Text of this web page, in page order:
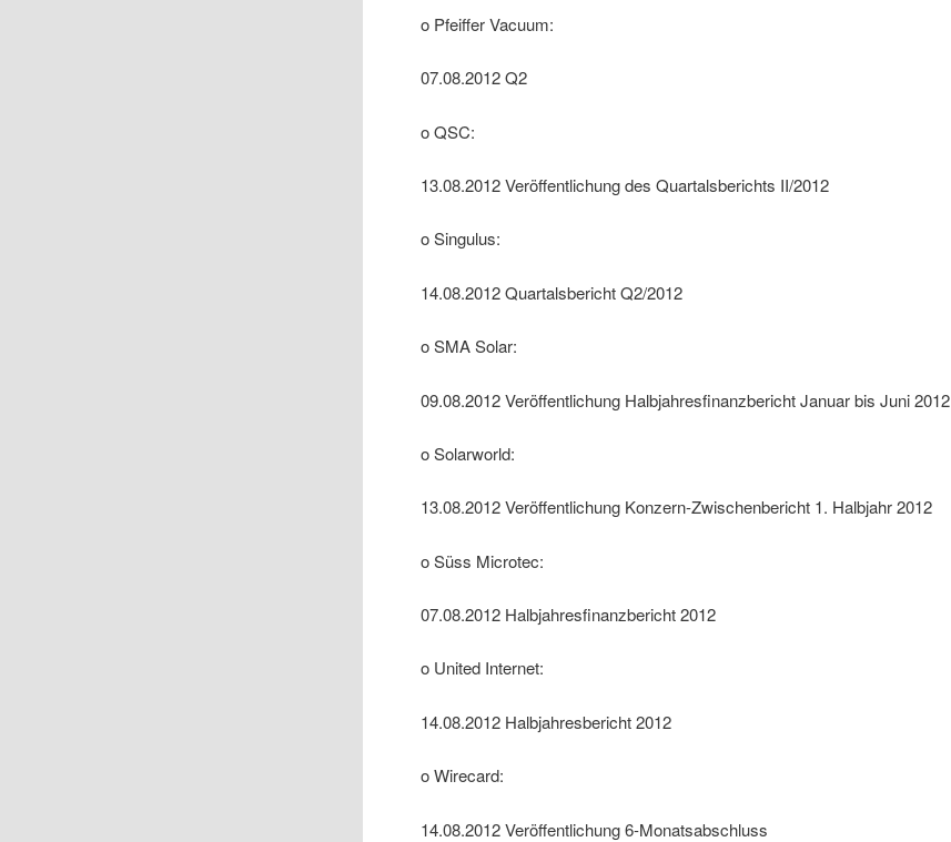
o Pfeiffer Vacuum:
07.08.2012 Q2
o QSC:
13.08.2012 Veröffentlichung des Quartalsberichts II/2012
o Singulus:
14.08.2012 Quartalsbericht Q2/2012
o SMA Solar:
09.08.2012 Veröffentlichung Halbjahresfinanzbericht Januar bis Juni 2012
o Solarworld:
13.08.2012 Veröffentlichung Konzern-Zwischenbericht 1. Halbjahr 2012
o Süss Microtec:
07.08.2012 Halbjahresfinanzbericht 2012
o United Internet:
14.08.2012 Halbjahresbericht 2012
o Wirecard:
14.08.2012 Veröffentlichung 6-Monatsabschluss